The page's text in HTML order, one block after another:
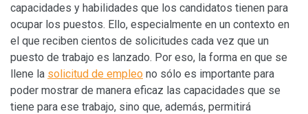
capacidades y habilidades que los candidatos tienen para
ocupar los puestos. Ello, especialmente en un contexto en
el que reciben cientos de solicitudes cada vez que un
puesto de trabajo es lanzado. Por eso, la forma en que se
llene la solicitud de empleo no sólo es importante para
poder mostrar de manera eficaz las capacidades que se
tiene para ese trabajo, sino que, además, permitirá